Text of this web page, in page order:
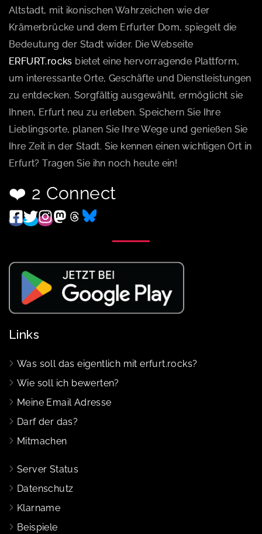
Altstadt, mit ikonischen Wahrzeichen wie der
Krämerbrücke und dem Erfurter Dom, spiegelt die
Bedeutung der Stadt wider. Die Webseite
ERFURT.rocks bietet eine hervorragende Plattform,
um interessante Orte, Geschäfte und Dienstleistungen
zu entdecken. Sorgfältig ausgewählt, ermöglicht sie
Ihnen, Erfurt neu zu erleben. Speichern Sie Ihre
Lieblingsorte, planen Sie Ihre Wege und genießen Sie
Ihre Zeit in der Stadt. Sie kennen einen wichtigen Ort in
Erfurt? Tragen Sie ihn noch heute ein!
❤️ 2 Connect
Links
Was soll das eigentlich mit erfurt.rocks?
Wie soll ich bewerten?
Meine Email Adresse
Darf der das?
Mitmachen
Server Status
Datenschutz
Klarname
Beispiele